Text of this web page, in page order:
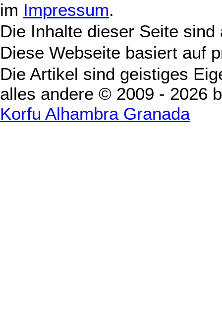
im Impressum.
Die Inhalte dieser Seite
Diese Webseite basiert auf
Die Artikel sind geistiges
alles andere © 2009 - 2026
Korfu Alhambra Granada